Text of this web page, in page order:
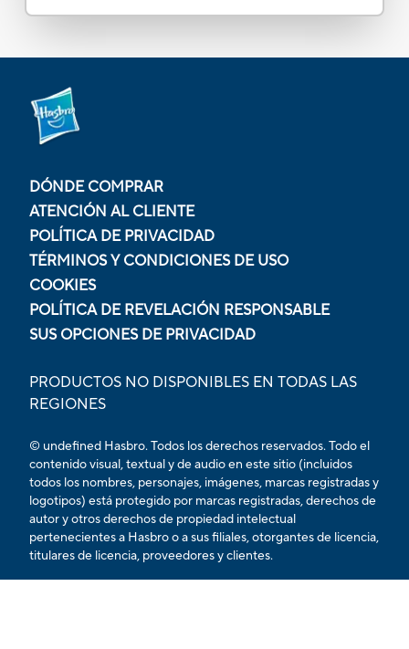
DÓNDE COMPRAR
ATENCIÓN AL CLIENTE
POLÍTICA DE PRIVACIDAD
TÉRMINOS Y CONDICIONES DE USO
COOKIES
POLÍTICA DE REVELACIÓN RESPONSABLE
SUS OPCIONES DE PRIVACIDAD
PRODUCTOS NO DISPONIBLES EN TODAS LAS
REGIONES
© undefined Hasbro. Todos los derechos reservados. Todo el
contenido visual, textual y de audio en este sitio (incluidos
todos los nombres, personajes, imágenes, marcas registradas y
logotipos) está protegido por marcas registradas, derechos de
autor y otros derechos de propiedad intelectual
pertenecientes a Hasbro o a sus filiales, otorgantes de licencia,
titulares de licencia, proveedores y clientes.